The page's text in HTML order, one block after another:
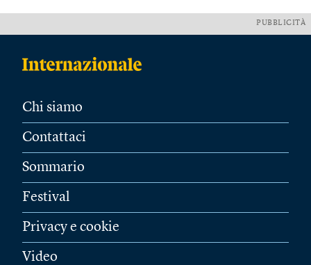
PUBBLICITÀ
Chi siamo
Contattaci
Sommario
Festival
Privacy e cookie
Video